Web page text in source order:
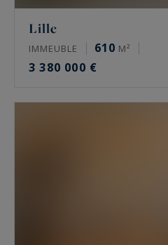
Lille
IMMEUBLE 610 M²
3 380 000 €